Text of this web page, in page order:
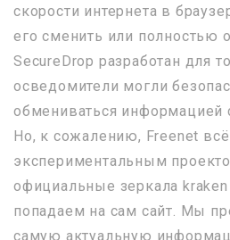
скорости интернета в
его сменить или полностью
SecureDrop разработан для
осведомители могли
обмениваться информацией
Но, к сожалению, Freenet
экспериментальным
официальные зеркала
попадаем на сам сайт. Мы
самую актуальную